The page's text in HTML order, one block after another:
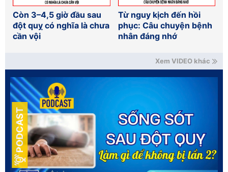
Còn 3–4,5 giờ đầu sau
đột quỵ có nghĩa là chưa
cần vội
Từ nguy kịch đến hồi
phục: Câu chuyện bệnh
nhân đáng nhớ
Xem VIDEO khác
PODCAST